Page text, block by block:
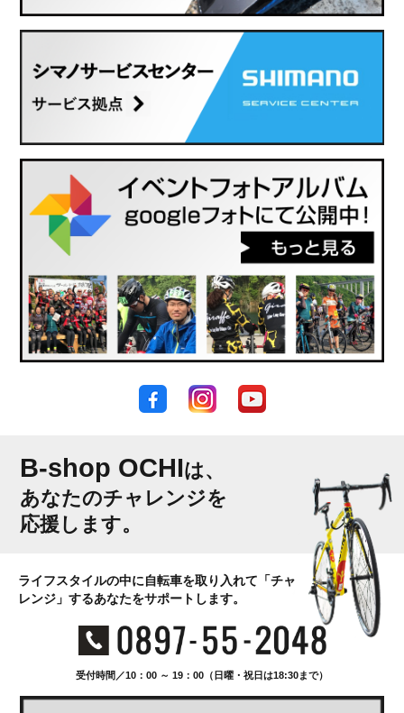
B-shop OCHIは、
あなたのチャレンジを
応援します。
ライフスタイルの中に自転車を取り入れて「チャ
レンジ」するあなたをサポートします。
受付時間／10：00 ～ 19：00（日曜・祝日は18:30まで）